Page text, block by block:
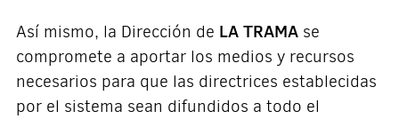
Así mismo, la Dirección de LA TRAMAse
compromete a aportar los medios y recursos
necesarios para que las directrices establecidas
por el sistema sean difundidos a todo el